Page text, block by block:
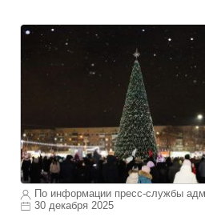
По информации пресс-службы
30 декабря 2025